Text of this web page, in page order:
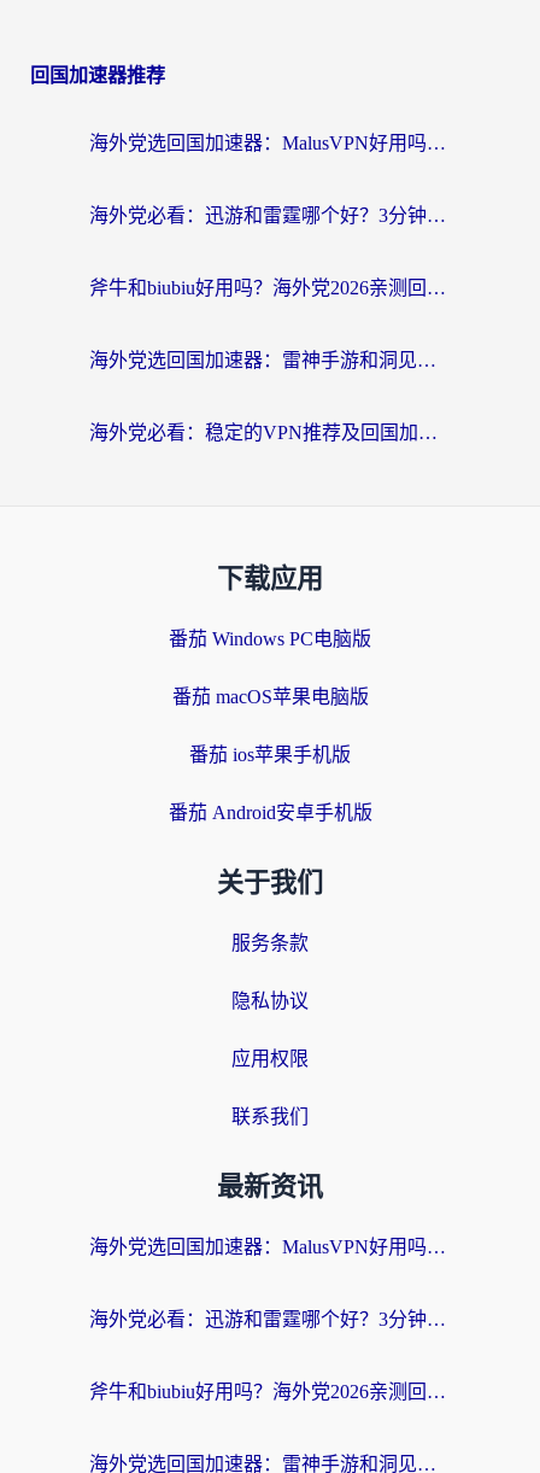
回国加速器推荐
海外党选回国加速器：MalusVPN好用吗？和快帆VPN哪个好？附真实对比与避坑指南
海外党必看：迅游和雷霆哪个好？3分钟教你选对回国加速器，无缝刷国内剧玩手游
斧牛和biubiu好用吗？海外党2026亲测回国加速器指南，附番茄加速器深度体验
海外党选回国加速器：雷神手游和洞见哪个好？附iPhone免费VPN推荐及ChickCNUfunR实测
海外党必看：稳定的VPN推荐及回国加速器选择全攻略——告别地域限制，轻松刷国内资源
下载应用
番茄 Windows PC电脑版
番茄 macOS苹果电脑版
番茄 ios苹果手机版
番茄 Android安卓手机版
关于我们
服务条款
隐私协议
应用权限
联系我们
最新资讯
海外党选回国加速器：MalusVPN好用吗？和快帆VPN哪个好？附真实对比与避坑指南
海外党必看：迅游和雷霆哪个好？3分钟教你选对回国加速器，无缝刷国内剧玩手游
斧牛和biubiu好用吗？海外党2026亲测回国加速器指南，附番茄加速器深度体验
海外党选回国加速器：雷神手游和洞见哪个好？附iPhone免费VPN推荐及ChickCNUfunR实测